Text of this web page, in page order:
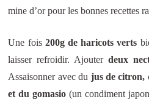
mine d’or pour les bonnes recettes
Une fois 200g de haricots verts
laisser refroidir. Ajouterdeux
Assaisonner avec du jus de citron,
et du gomasio (un condiment